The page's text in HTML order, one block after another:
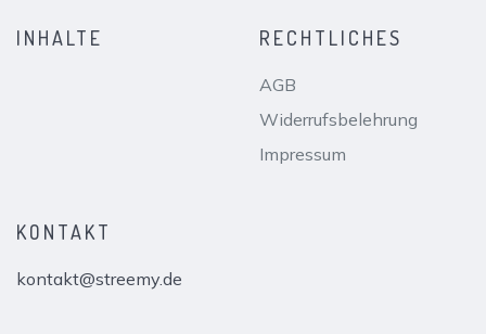
INHALTE RECHTLICHES
AGB
Widerrufsbelehrung
Impressum
KONTAKT
kontakt@streemy.de